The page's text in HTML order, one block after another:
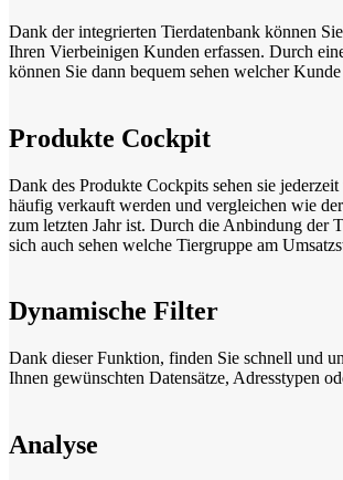
Dank der integrierten Tierdatenbank können
Ihren Vierbeinigen Kunden erfassen. Durch
können Sie dann bequem sehen welcher
Produkte Cockpit
Dank des Produkte Cockpits sehen sie
häufig verkauft werden und vergleichen wie
zum letzten Jahr ist. Durch die Anbindung der
sich auch sehen welche Tiergruppe am
Dynamische Filter
Dank dieser Funktion, finden Sie schnell und
Ihnen gewünschten Datensätze, Adresstypen
Analyse